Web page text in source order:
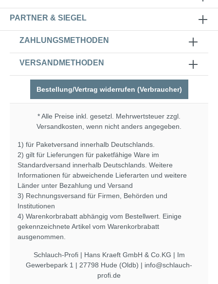
PARTNER & SIEGEL
ZAHLUNGSMETHODEN
VERSANDMETHODEN
Bestellung/Vertrag widerrufen (Verbraucher)
* Alle Preise inkl. gesetzl. Mehrwertsteuer zzgl.
Versandkosten , wenn nicht anders angegeben.
1) für Paketversand innerhalb Deutschlands.
2) gilt für Lieferungen für paketfähige Ware im
Standardversand innerhalb Deutschlands. Weitere
Informationen für abweichende Lieferarten und weitere
Länder unter Bezahlung und Versand
3) Rechnungsversand für Firmen, Behörden und
Institutionen
4) Warenkorbrabatt abhängig vom Bestellwert. Einige
gekennzeichnete Artikel vom Warenkorbrabatt
ausgenommen.
Schlauch-Profi | Hans Kraeft GmbH & Co.KG | Im
Gewerbepark 1 | 27798 Hude (Oldb) | info@schlauch-
profi.de